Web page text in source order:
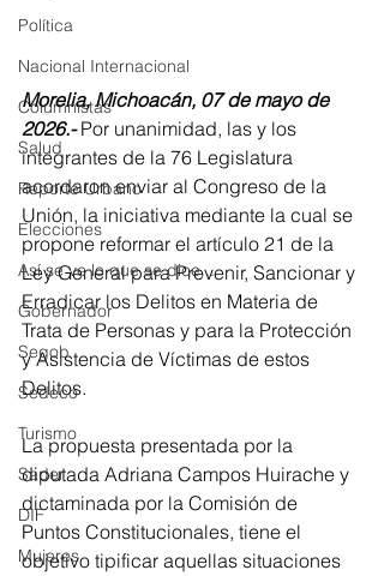
Política
Nacional Internacional
Columnistas
Salud
Reporte Urbano
Elecciones
Así se ve lo que se dice...
Gobernador
Segob
Sedeco
Turismo
Sader
DIF
Mujeres
Morelia, Michoacán, 07 de mayo de
2026.- Por unanimidad, las y los
integrantes de la 76 Legislatura
acordaron enviar al Congreso de la
Unión, la iniciativa mediante la cual se
propone reformar el artículo 21 de la
Ley General para Prevenir, Sancionar y
Erradicar los Delitos en Materia de
Trata de Personas y para la Protección
y Asistencia de Víctimas de estos
Delitos.
La propuesta presentada por la
diputada Adriana Campos Huirache y
dictaminada por la Comisión de
Puntos Constitucionales, tiene el
objetivo tipificar aquellas situaciones